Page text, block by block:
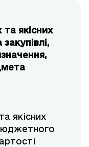
та якісних
якісних